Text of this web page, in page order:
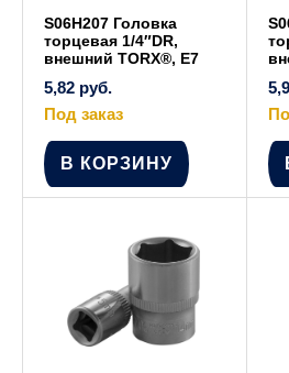
S06H207 Головка
торцевая 1/4″DR,
внешний TORX®, Е7
5,82 руб.
Под заказ
В КОРЗИНУ